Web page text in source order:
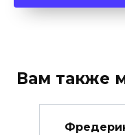
Вам также